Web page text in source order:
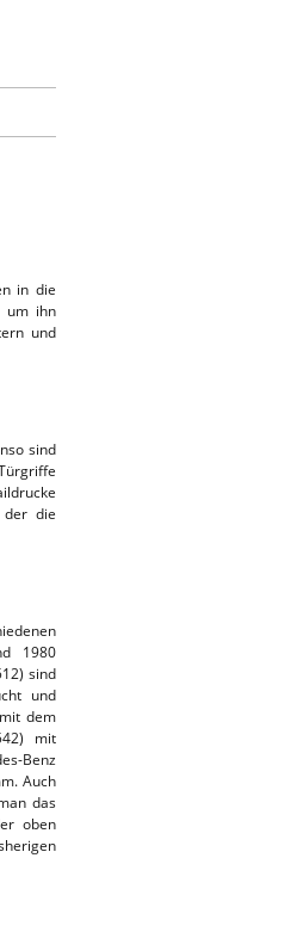
in die
um ihn
und
sind
der die
1980
sind
und
dem
mit
Benz
Auch
das
oben